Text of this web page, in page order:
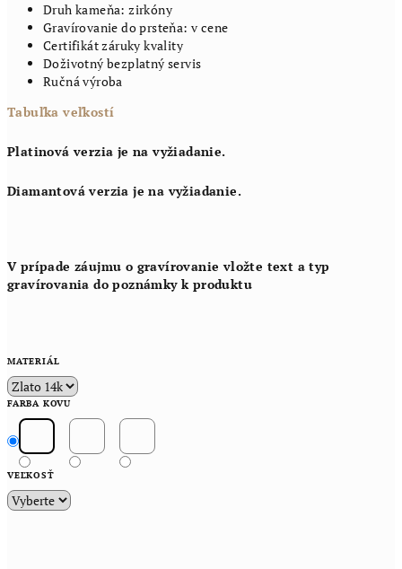
Druh kameňa: zirkóny
Gravírovanie do prsteňa: v cene
Certifikát záruky kvality
Doživotný bezplatný servis
Ručná výroba
Tabuľka veľkostí
Platinová verzia je na vyžiadanie.
Diamantová verzia je na vyžiadanie.
V prípade záujmu o gravírovanie vložte text a typ
gravírovania do poznámky k produktu
MATERIÁL
FARBA KOVU
VEĽKOSŤ